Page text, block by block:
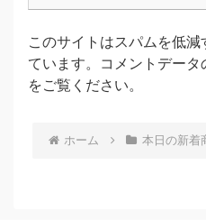
このサイトはスパムを低
ています。
コメントデータ
をご覧ください。
ホーム 本日の新着